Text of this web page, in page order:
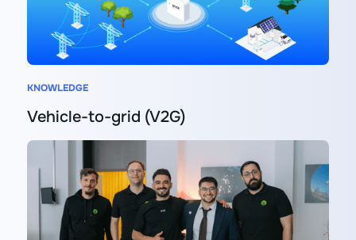
KNOWLEDGE
Vehicle-to-grid (V2G)